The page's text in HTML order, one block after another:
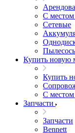
С местом
Сетевые
Купить новую
Купить
С местом
Запчасти
Запчасти
Bennett